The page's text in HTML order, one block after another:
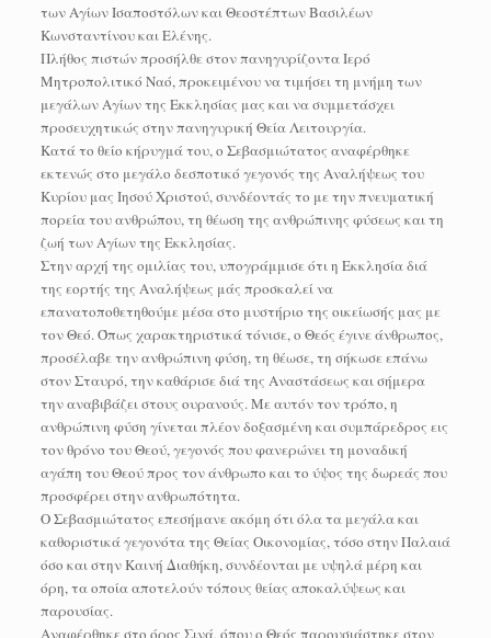
των Αγίων Ισαποστόλων και Θεοστέπτων Βασιλέων
Κωνσταντίνου και Ελένης.
Πλήθος πιστών προσήλθε στον πανηγυρίζοντα Ιερό
Μητροπολιτικό Ναό, προκειμένου να τιμήσει τη μνήμη των
μεγάλων Αγίων της Εκκλησίας μας και να συμμετάσχει
προσευχητικώς στην πανηγυρική Θεία Λειτουργία.
Κατά το θείο κήρυγμά του, ο Σεβασμιώτατος αναφέρθηκε
εκτενώς στο μεγάλο δεσποτικό γεγονός της Αναλήψεως του
Κυρίου μας Ιησού Χριστού, συνδέοντάς το με την πνευματική
πορεία του ανθρώπου, τη θέωση της ανθρώπινης φύσεως και τη
ζωή των Αγίων της Εκκλησίας.
Στην αρχή της ομιλίας του, υπογράμμισε ότι η Εκκλησία διά
της εορτής της Αναλήψεως μάς προσκαλεί να
επανατοποθετηθούμε μέσα στο μυστήριο της οικείωσής μας με
τον Θεό. Όπως χαρακτηριστικά τόνισε, ο Θεός έγινε άνθρωπος,
προσέλαβε την ανθρώπινη φύση, τη θέωσε, τη σήκωσε επάνω
στον Σταυρό, την καθάρισε διά της Αναστάσεως και σήμερα
την αναβιβάζει στους ουρανούς. Με αυτόν τον τρόπο, η
ανθρώπινη φύση γίνεται πλέον δοξασμένη και συμπάρεδρος εις
τον θρόνο του Θεού, γεγονός που φανερώνει τη μοναδική
αγάπη του Θεού προς τον άνθρωπο και το ύψος της δωρεάς που
προσφέρει στην ανθρωπότητα.
Ο Σεβασμιώτατος επεσήμανε ακόμη ότι όλα τα μεγάλα και
καθοριστικά γεγονότα της Θείας Οικονομίας, τόσο στην Παλαιά
όσο και στην Καινή Διαθήκη, συνδέονται με υψηλά μέρη και
όρη, τα οποία αποτελούν τόπους θείας αποκαλύψεως και
παρουσίας.
Αναφέρθηκε στο όρος Σινά, όπου ο Θεός παρουσιάστηκε στον